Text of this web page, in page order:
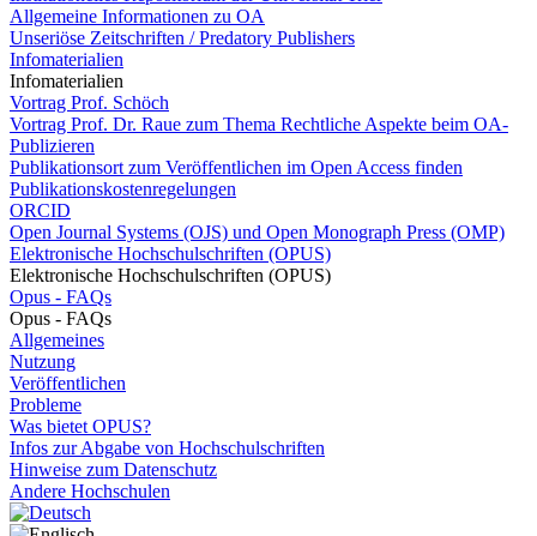
Allgemeine Informationen zu OA
Unseriöse Zeitschriften / Predatory Publishers
Infomaterialien
Infomaterialien
Vortrag Prof. Schöch
Vortrag Prof. Dr. Raue zum Thema Rechtliche Aspekte beim OA-
Publizieren
Publikationsort zum Veröffentlichen im Open Access finden
Publikationskostenregelungen
ORCID
Open Journal Systems (OJS) und Open Monograph Press (OMP)
Elektronische Hochschulschriften (OPUS)
Elektronische Hochschulschriften (OPUS)
Opus - FAQs
Opus - FAQs
Allgemeines
Nutzung
Veröffentlichen
Probleme
Was bietet OPUS?
Infos zur Abgabe von Hochschulschriften
Hinweise zum Datenschutz
Andere Hochschulen